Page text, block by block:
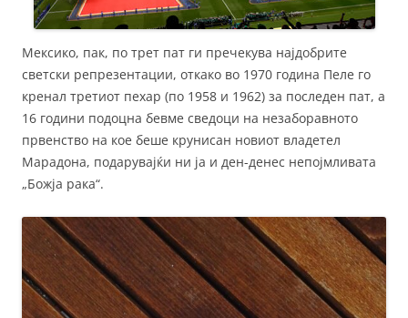
Мексико, пак, по трет пат ги пречекува најдобрите
светски репрезентации, откако во 1970 година Пеле го
кренал третиот пехар (по 1958 и 1962) за последен пат, а
16 години подоцна бевме сведоци на незаборавното
првенство на кое беше крунисан новиот владетел
Марадона, подарувајќи ни ја и ден-денес непојмливата
„Божја рака“.